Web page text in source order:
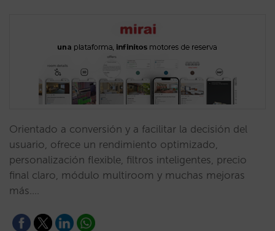
Orientado a conversión y a facilitar la decisión del
usuario, ofrece un rendimiento optimizado,
personalización flexible, filtros inteligentes, precio
final claro, módulo multiroom y muchas mejoras
más.…